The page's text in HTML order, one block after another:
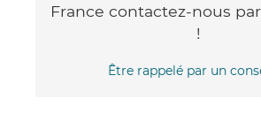
France contactez-nous
!
Être rappelé par un